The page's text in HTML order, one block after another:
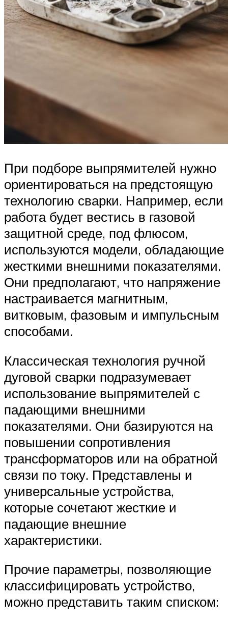
При подборе выпрямителей нужно
ориентироваться на предстоящую
технологию сварки. Например, если
работа будет вестись в газовой
защитной среде, под флюсом,
используются модели, обладающие
жесткими внешними показателями.
Они предполагают, что напряжение
настраивается магнитным,
витковым, фазовым и импульсным
способами.
Классическая технология ручной
дуговой сварки подразумевает
использование выпрямителей с
падающими внешними
показателями. Они базируются на
повышении сопротивления
трансформаторов или на обратной
связи по току. Представлены и
универсальные устройства,
которые сочетают жесткие и
падающие внешние
характеристики.
Прочие параметры, позволяющие
классифицировать устройство,
можно представить таким списком: